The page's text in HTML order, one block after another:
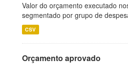
Valor do orçamento executado
segmentado por grupo de
CSV
Orçamento aprovado